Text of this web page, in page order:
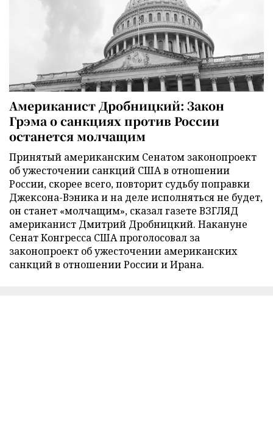
Американист Дробницкий: Закон
Грэма о санкциях против России
останется молчащим
Принятый американским Сенатом законопроект
об ужесточении санкций США в отношении
России, скорее всего, повторит судьбу поправки
Джексона-Вэника и на деле исполняться не будет,
он станет «молчащим», сказал газете ВЗГЛЯД
американист Дмитрий Дробницкий. Накануне
Сенат Конгресса США проголосовал за
законопроект об ужесточении американских
санкций в отношении России и Ирана.